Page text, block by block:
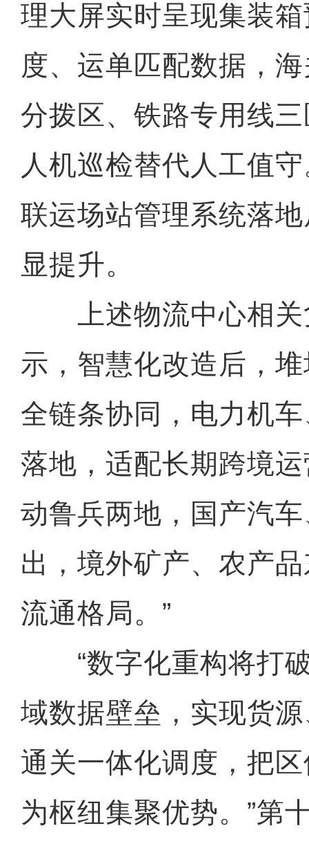
理大屏实时呈现集装
度、运单匹配数据，
分拨区、铁路专用线
人机巡检替代人工值
联运场站管理系统落
显提升。
上述物流中心相关
示，智慧化改造后，
全链条协同，电力机
落地，适配长期跨境
动鲁兵两地，国产汽
出，境外矿产、农产
流通格局。”
“数字化重构将打破
域数据壁垒，实现货
通关一体化调度，把
为枢纽集聚优势。”第